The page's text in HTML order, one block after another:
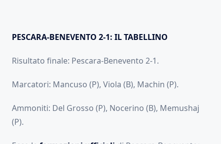
PESCARA-BENEVENTO 2-1: IL TABELLINO
Risultato finale: Pescara-Benevento 2-1.
Marcatori: Mancuso (P), Viola (B), Machin (P).
Ammoniti: Del Grosso (P), Nocerino (B), Memushaj
(P).